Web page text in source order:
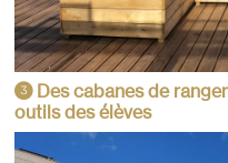
3Des cabanes de
outils des élèves